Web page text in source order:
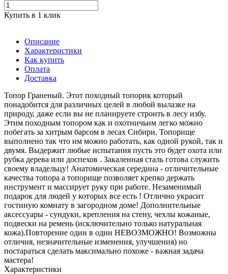
Купить в 1 клик
Описание
Характеристики
Как купить
Оплата
Доставка
Топор Граненый. Этот походный топорик который
понадобится для различных целей в любой вылазке на
природу, даже если вы не планируете строить в лесу избу.
Этим походным топором как и охотничьим легко можно
побегать за хитрым барсом в лесах Сибири. Топорище
выполнено так что им можно работать, как одной рукой, так и
двумя. Выдержит любые испытания пусть это будет охота или
рубка дерева или доспехов . Закаленная сталь готова служить
своему владельцу! Анатомическая середина - отличительные
качества топора а топорище позволяет крепко держать
инструмент и массирует руку при работе. Незаменимый
подарок для людей у которых все есть ! Отлично украсит
гостиную комнату в загородном доме! Дополнительные
аксессуары - сундуки, крепления на стену, чехлы кожаные,
подвески на ремень (исключительно только натуральная
кожа).Повторение один в один НЕВОЗМОЖНО! Возможны
отличия, незначительные изменения, улучшения) но
постараться сделать максимально похоже - важная задача
мастера!
Характеристики